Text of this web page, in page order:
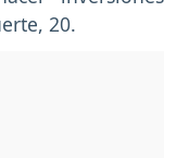
20.